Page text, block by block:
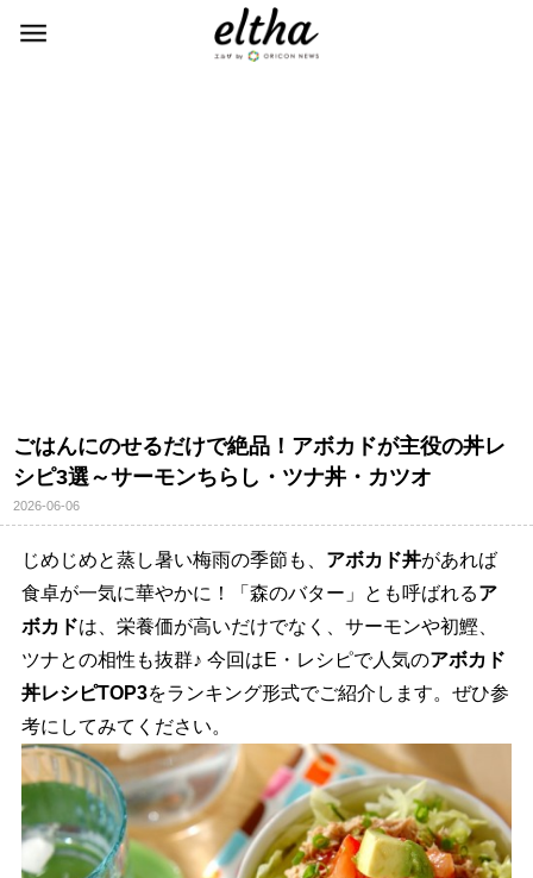
ごはんにのせるだけで絶品！アボカドが主役の丼レ
シピ3選～サーモンちらし・ツナ丼・カツオ
2026-06-06
じめじめと蒸し暑い梅雨の季節も、 アボカド丼があれば
食卓が一気に華やかに！「森のバター」とも呼ばれるア
ボカドは、栄養価が高いだけでなく、サーモンや初鰹、
ツナとの相性も抜群♪ 今回はE・レシピで人気のアボカド
丼レシピTOP3をランキング形式でご紹介します。ぜひ参
考にしてみてください。